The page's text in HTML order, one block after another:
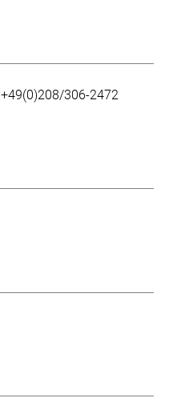
+49(0)208/306-2472